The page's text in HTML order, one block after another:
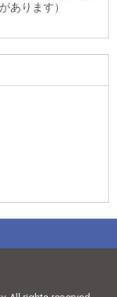
あります）